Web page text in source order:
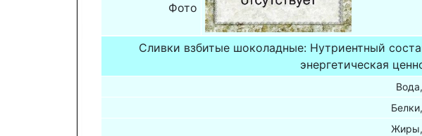
Фото
Сливки взбитые шоколадные: Нутриентный
энергетическая